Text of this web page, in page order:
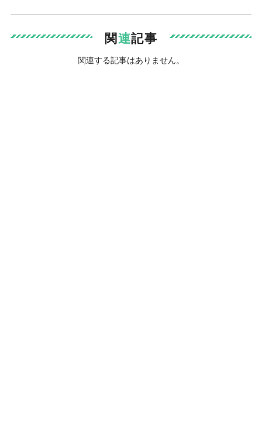
関連記事
関連する記事はありません。